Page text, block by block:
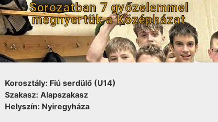
Sorozatban 7 győzelemmel
megnyertük a Középházat
Korosztály: Fiú serdülő (U14)
Szakasz: Alapszakasz
Helyszín: Nyiregyháza